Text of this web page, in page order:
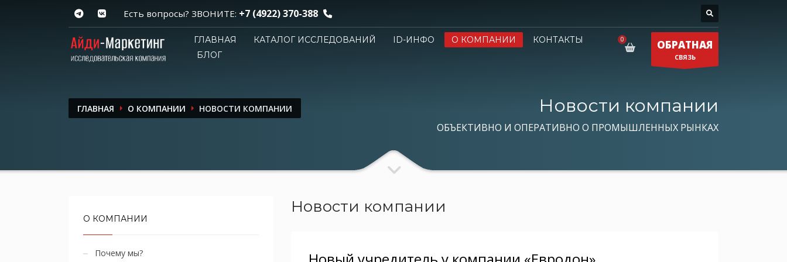
Есть вопросы? ЗВОНИТЕ: +7 (4922) 370-388
ГЛАВНАЯ КАТАЛОГ ИССЛЕДОВАНИЙ ID-ИНФО О КОМПАНИИ
КОНТАКТЫ
БЛОГ
ОБРАТНАЯ
СВЯЗЬ
ГЛАВНАЯ О КОМПАНИИ НОВОСТИ КОМПАНИИ Новости компании
ОБЪЕКТИВНО И ОПЕРАТИВНО О ПРОМЫШЛЕННЫХ РЫНКАХ
Новости компании
О КОМПАНИИ
Почему мы?